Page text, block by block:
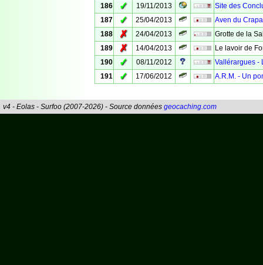
186
✓ 19/11/2013
Site des
187
✓ 25/04/2013
Aven du
188
✗ 24/04/2013
Grotte de la
189
✗ 14/04/2013
Le lavoir de
190
✓ 08/11/2012
Vallérargues -
191
✓ 17/06/2012 A.R.M. - Un
v4 - Eolas - Surfoo (2007-2026) - Source données geocaching.com